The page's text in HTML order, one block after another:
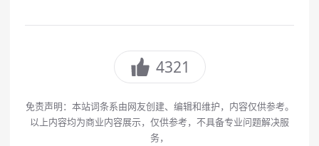
4321
免责声明：本站词条系由网友创建、编辑和维护，内容仅供参考。
以上内容均为商业内容展示，仅供参考，不具备专业问题解决服
务，